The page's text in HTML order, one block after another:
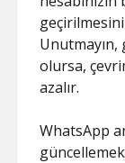
olursa,
azalır.
WhatsApp